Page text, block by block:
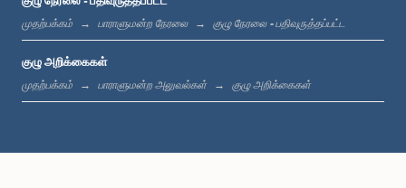
முதற்பக்கம் பாராளுமன்ற நேரலை குழு நேரலை - பதிவுருத்தப்பட்ட
குழு அறிக்கைகள்
முதற்பக்கம் பாராளுமன்ற அலுவல்கள் குழு அறிக்கைகள்